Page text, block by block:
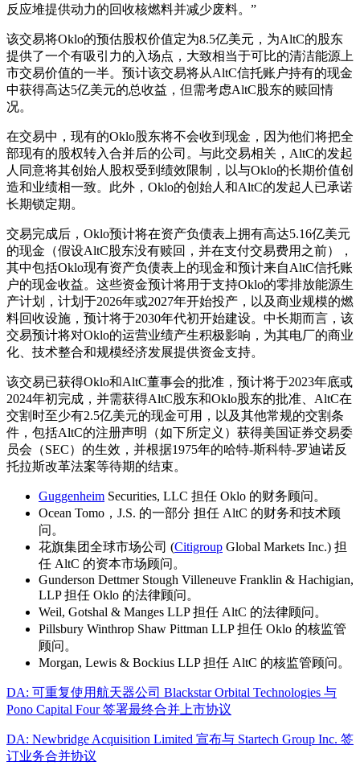
反应堆提供动力的回收核燃料并减少废料。”
该交易将Oklo的预估股权价值定为8.5亿美元，为AltC的股东
提供了一个有吸引力的入场点，大致相当于可比的清洁能源上
市交易价值的一半。预计该交易将从AltC信托账户持有的现金
中获得高达5亿美元的总收益，但需考虑AltC股东的赎回情
况。
在交易中，现有的Oklo股东将不会收到现金，因为他们将把全
部现有的股权转入合并后的公司。与此交易相关，AltC的发起
人同意将其创始人股权受到绩效限制，以与Oklo的长期价值创
造和业绩相一致。此外，Oklo的创始人和AltC的发起人已承诺
长期锁定期。
交易完成后，Oklo预计将在资产负债表上拥有高达5.16亿美元
的现金（假设AltC股东没有赎回，并在支付交易费用之前），
其中包括Oklo现有资产负债表上的现金和预计来自AltC信托账
户的现金收益。这些资金预计将用于支持Oklo的零排放能源生
产计划，计划于2026年或2027年开始投产，以及商业规模的燃
料回收设施，预计将于2030年代初开始建设。中长期而言，该
交易预计将对Oklo的运营业绩产生积极影响，为其电厂的商业
化、技术整合和规模经济发展提供资金支持。
该交易已获得Oklo和AltC董事会的批准，预计将于2023年底或
2024年初完成，并需获得AltC股东和Oklo股东的批准、AltC在
交割时至少有2.5亿美元的现金可用，以及其他常规的交割条
件，包括AltC的注册声明（如下所定义）获得美国证券交易委
员会（SEC）的生效，并根据1975年的哈特-斯科特-罗迪诺反
托拉斯改革法案等待期的结束。
Guggenheim Securities, LLC 担任 Oklo 的财务顾问。
Ocean Tomo，J.S. 的一部分 担任 AltC 的财务和技术顾
问。
花旗集团全球市场公司 (Citigroup Global Markets Inc.) 担
任 AltC 的资本市场顾问。
Gunderson Dettmer Stough Villeneuve Franklin & Hachigian,
LLP 担任 Oklo 的法律顾问。
Weil, Gotshal & Manges LLP 担任 AltC 的法律顾问。
Pillsbury Winthrop Shaw Pittman LLP 担任 Oklo 的核监管
顾问。
Morgan, Lewis & Bockius LLP 担任 AltC 的核监管顾问。
DA: 可重复使用航天器公司 Blackstar Orbital Technologies 与
Pono Capital Four 签署最终合并上市协议
DA: Newbridge Acquisition Limited 宣布与 Startech Group Inc. 签
订业务合并协议